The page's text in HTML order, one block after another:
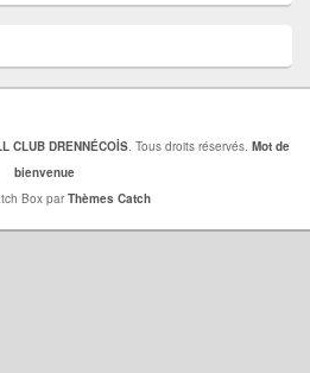
CLUB DRENNÉCOİS. Tous droits réservés. Mot de
bienvenue
Box parThèmes Catch